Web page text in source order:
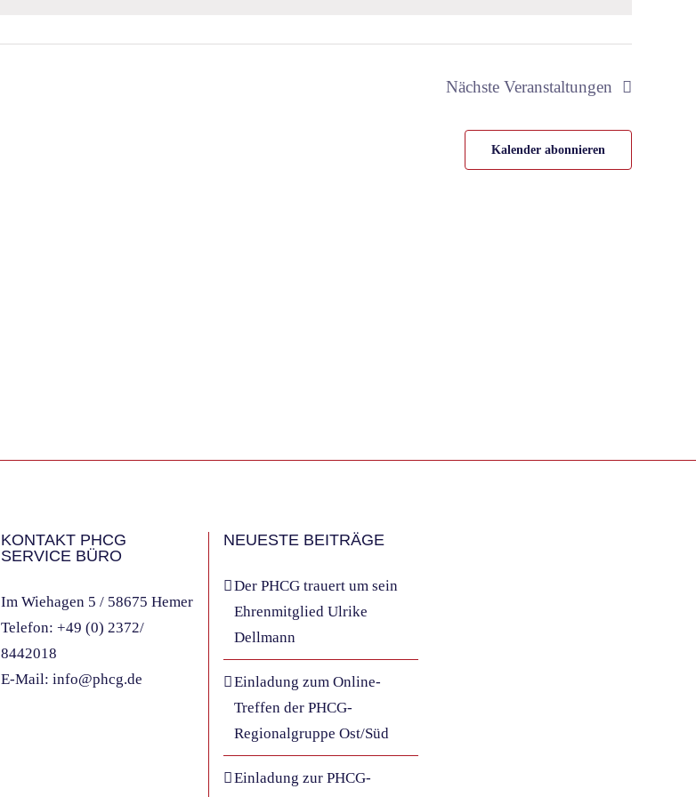
Nächste Veranstaltungen
Kalender abonnieren
KONTAKT PHCG
SERVICE BÜRO
Im Wiehagen 5 / 58675 Hemer
Telefon: +49 (0) 2372/
8442018
E-Mail: info@phcg.de
NEUESTE BEITRÄGE
Der PHCG trauert um sein
Ehrenmitglied Ulrike
Dellmann
Einladung zum Online-
Treffen der PHCG-
Regionalgruppe Ost/Süd
Einladung zur PHCG-